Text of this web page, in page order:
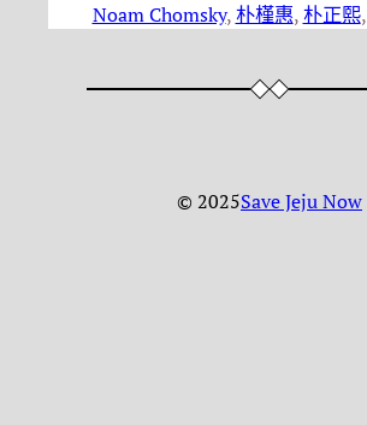
Noam Chomsky, 朴槿惠, 朴正熙,
© 2025Save Jeju Now